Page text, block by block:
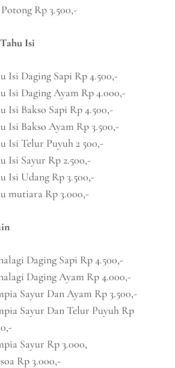
Potong Rp 3.500,-
Isi
Isi Daging Sapi Rp 4.500,-
Isi Daging Ayam Rp 4.000,-
Isi Bakso Sapi Rp 4.500,-
Isi Bakso Ayam Rp 3.500,-
Isi Telur Puyuh 2 500,-
Isi Sayur Rp 2.500,-
Isi Udang Rp 3.500,-
mutiara Rp 3.000,-
Daging Sapi Rp 4.500,-
Daging Ayam Rp 4.000,-
Sayur Dan Ayam Rp 3.500,-
Sayur Dan Telur Puyuh Rp
Sayur Rp 3.000,
Rp 3.000,-